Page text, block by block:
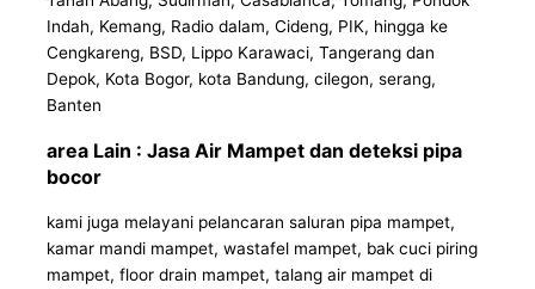
Indah, Kemang, Radio dalam, Cideng, PIK, hingga ke
Cengkareng, BSD, Lippo Karawaci, Tangerang dan
Depok, Kota Bogor, kota Bandung, cilegon, serang,
Banten
area Lain : Jasa Air Mampet dan deteksi pipa
bocor
kami juga melayani pelancaran saluran pipa mampet,
kamar mandi mampet, wastafel mampet, bak cuci piring
mampet, floor drain mampet, talang air mampet di